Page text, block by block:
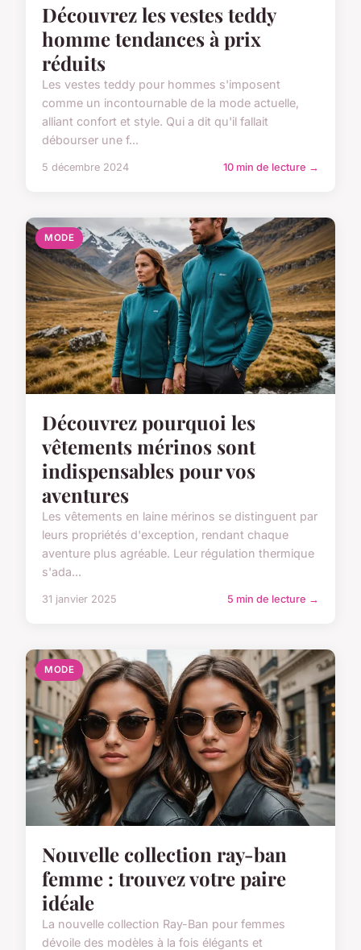
Découvrez les vestes teddy
homme tendances à prix
réduits
Les vestes teddy pour hommes s'imposent
comme un incontournable de la mode actuelle,
alliant confort et style. Qui a dit qu'il fallait
débourser une f...
5 décembre 2024 10 min de lecture →
MODE
Découvrez pourquoi les
vêtements mérinos sont
indispensables pour vos
aventures
Les vêtements en laine mérinos se distinguent par
leurs propriétés d'exception, rendant chaque
aventure plus agréable. Leur régulation thermique
s'ada...
31 janvier 2025 5 min de lecture →
MODE
Nouvelle collection ray-ban
femme : trouvez votre paire
idéale
La nouvelle collection Ray-Ban pour femmes
dévoile des modèles à la fois élégants et